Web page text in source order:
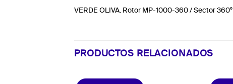
VERDE OLIVA. Rotor MP-1000-360 / Sector 360º
PRODUCTOS RELACIONADOS